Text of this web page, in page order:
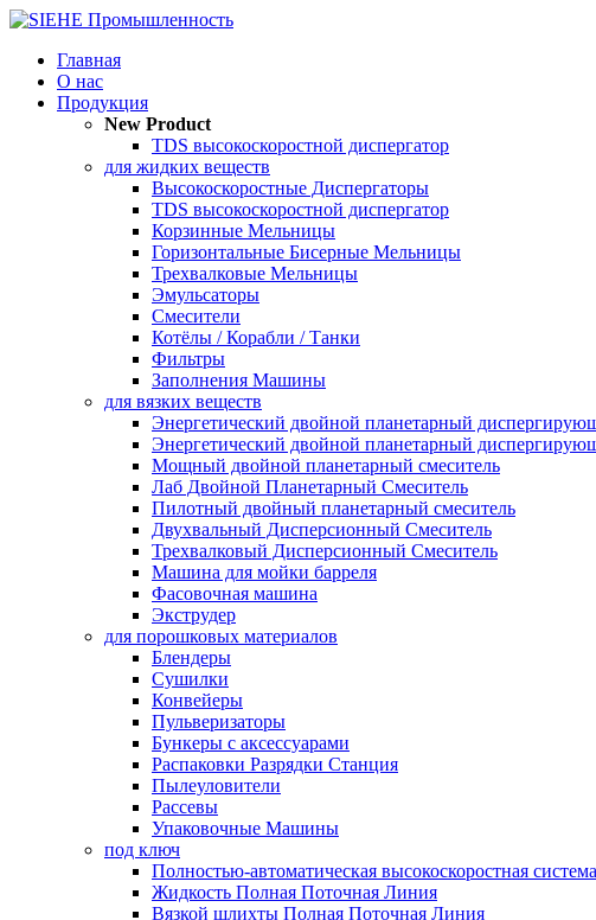
Главная
О нас
Продукция
New Product
TDS высокоскоростной диспергатор
для жидких веществ
Высокоскоростные Диспергаторы
TDS высокоскоростной диспергатор
Корзинные Мельницы
Горизонтальные Бисерные Мельницы
Трехвалковые Мельницы
Эмульсаторы
Смесители
Котёлы / Корабли / Танки
Фильтры
Заполнения Машины
для вязких веществ
Энергетический двойной планетарный
Энергетический двойной планетарный
Мощный двойной планетарный смеситель
Лаб Двойной Планетарный Смеситель
Пилотный двойный планетарный смеситель
Двухвальный Дисперсионный Смеситель
Трехвалковый Дисперсионный Смеситель
Машина для мойки барреля
Фасовочная машина
Экструдер
для порошковых материалов
Блендеры
Сушилки
Конвейеры
Пульверизаторы
Бункеры с аксессуарами
Распаковки Разрядки Станция
Пылеуловители
Рассевы
Упаковочные Машины
под ключ
Полностью-автоматическая высокоскоростная
Жидкость Полная Поточная Линия
Вязкой шлихты Полная Поточная Линия